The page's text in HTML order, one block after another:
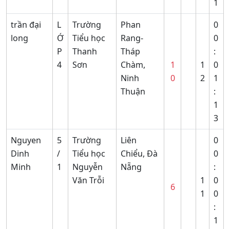
1
trần đại
long
L
Ớ
P
4
Trường
Tiểu học
Thanh
Sơn
Phan
Rang-
Tháp
Chàm,
Ninh
Thuận
1
0
1
2
0
0
:
0
1
:
1
3
Nguyen
Dinh
Minh
5
/
1
Trường
Tiểu học
Nguyễn
Văn Trỗi
Liên
Chiểu, Đà
Nẵng
6
1
1
0
0
:
0
0
:
1